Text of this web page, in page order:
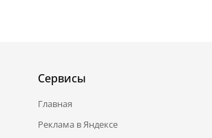
Сервисы
Главная
Реклама в Яндексе